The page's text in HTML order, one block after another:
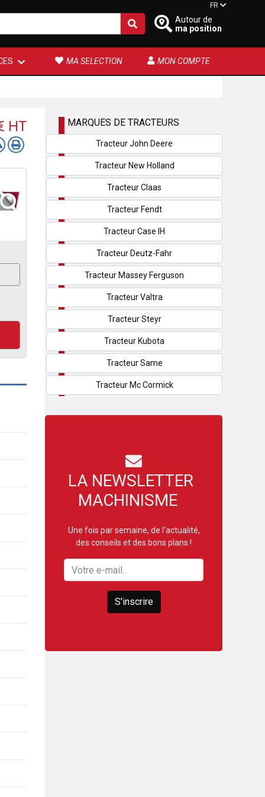
Autour de
ma position
FR
MA SELECTION MON COMPTE
HT MARQUES DE TRACTEURS
Tracteur John Deere
Tracteur New Holland
Tracteur Claas
Tracteur Fendt
Tracteur Case IH
Tracteur Deutz-Fahr
Tracteur Massey Ferguson
Tracteur Valtra
Tracteur Steyr
Tracteur Kubota
Tracteur Same
Tracteur Mc Cormick
LA NEWSLETTER
MACHINISME
Une fois par semaine, de l’actualité,
des conseils et des bons plans !
S'inscrire